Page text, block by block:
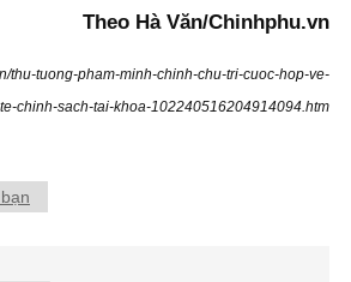
Theo Hà Văn/Chinhphu.vn
thu-tuong-pham-minh-chinh-chu-tri-cuoc-hop-ve-
chinh-sach-tai-khoa-102240516204914094.htm